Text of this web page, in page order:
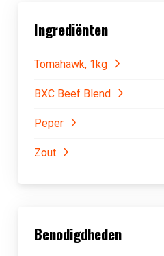
Ingrediënten
Tomahawk, 1kg
BXC Beef Blend
Peper
Zout
Benodigdheden